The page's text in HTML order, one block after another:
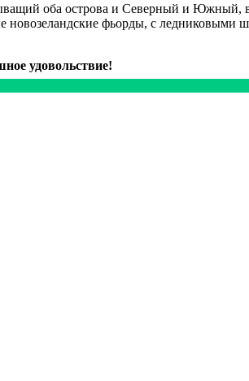
оба острова и Северный и
новозеландские фьорды, с ледниковыми
удовольствие!